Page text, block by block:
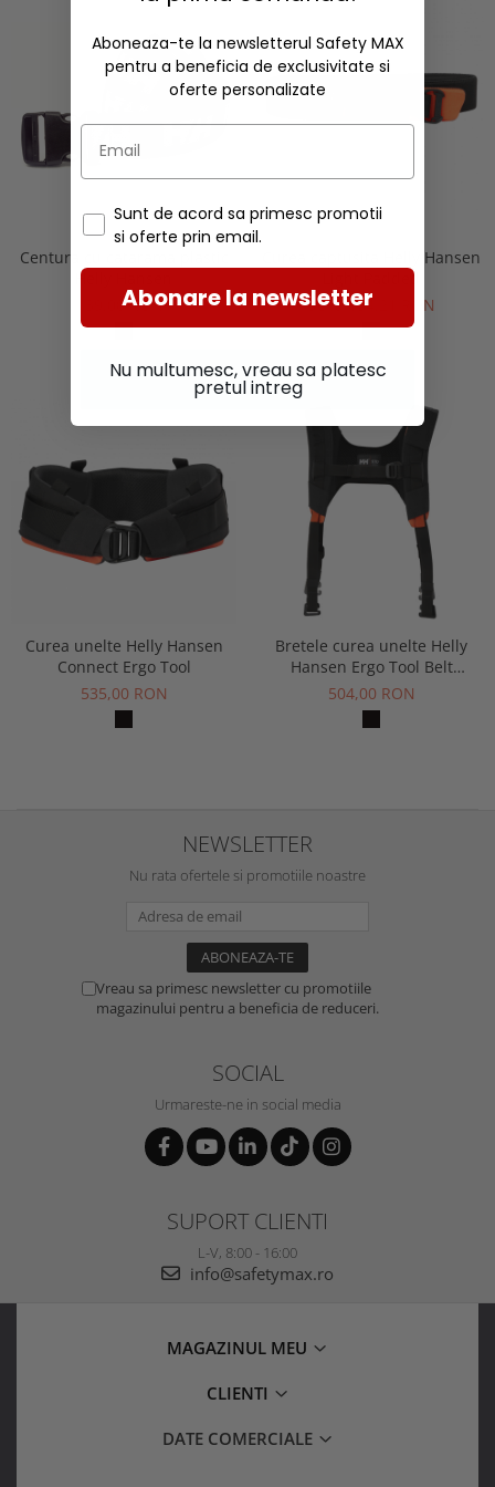
Centura cu catarama plastic
Helly Hansen
39,00 RON
Curea captusita Helly Hansen
Light Padded
de la 134,21 RON
Curea unelte Helly Hansen
Connect Ergo Tool
535,00 RON
Bretele curea unelte Helly
Hansen Ergo Tool Belt
Suspenders
504,00 RON
NEWSLETTER
Nu rata ofertele si promotiile noastre
Vreau sa primesc newsletter cu promotiile
magazinului pentru a beneficia de reduceri.
SOCIAL
Urmareste-ne in social media
SUPORT CLIENTI
L-V, 8:00 - 16:00
info@safetymax.ro
MAGAZINUL MEU
CLIENTI
DATE COMERCIALE
Aboneaza-te la newsletterul Safety MAX
pentru a beneficia de exclusivitate si
oferte personalizate
Sunt de acord sa primesc promotii
si oferte prin email.
Abonare la newsletter
Nu multumesc, vreau sa platesc
pretul intreg